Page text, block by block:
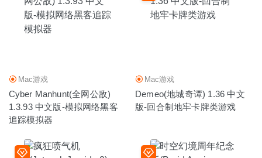
Mac游戏
Cyber Manhunt(全网公敌)
1.3.93 中文版-模拟网络黑客
追踪模拟器
Mac游戏
Demeo(地城奇谭) 1.36 中文
版-回合制地牢卡牌类游戏